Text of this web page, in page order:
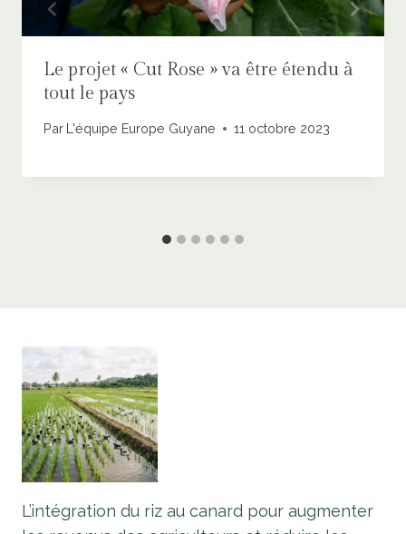
Le projet « Cut Rose » va être étendu à
tout le pays
Par L'équipe Europe Guyane 11 octobre 2023
L’intégration du riz au canard pour augmenter